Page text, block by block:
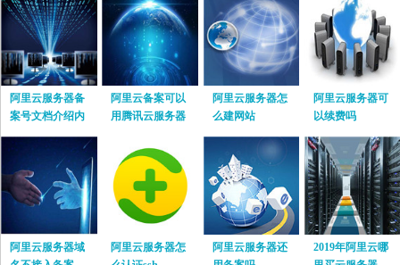
阿里云服务器备
案号文档介绍内
容
阿里云备案可以
用腾讯云服务器
阿里云服务器怎
么建网站
阿里云服务器可
以续费吗
阿里云服务器域
阿里云服务器怎
阿里云服务器还
2019年阿里云哪